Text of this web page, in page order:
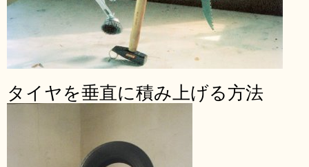
タイヤを垂直に積み上げる方法